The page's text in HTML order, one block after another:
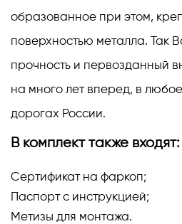
образованное при этом,
поверхностью металла. Так
прочность и первозданный
на много лет вперед, в
дорогах России.
В комплект также входят:
Сертификат на фаркоп;
Паспорт с инструкцией;
Метизы для монтажа.